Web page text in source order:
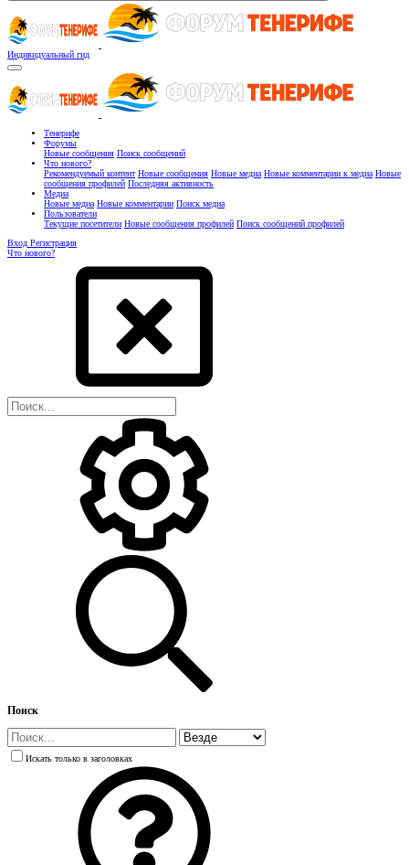
Индивидуальный гид
Тенерифе
Форумы
Новые сообщения Поиск сообщений
Что нового?
Рекомендуемый контент Новые сообщения Новые медиа Новые комментарии к медиа Новые
сообщения профилей Последняя активность
Медиа
Новые медиа Новые комментарии Поиск медиа
Пользователи
Текущие посетители Новые сообщения профилей Поиск сообщений профилей
Вход Регистрация
Что нового?
Поиск
Искать только в заголовках